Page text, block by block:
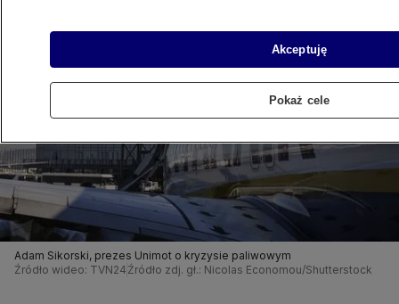
Adam Sikorski, prezes Unimot o kryzysie paliwowym
Źródło wideo: TVN24 Źródło zdj. gł.: Nicolas Economou/Shutterstock
Akceptuję
Pokaż cele